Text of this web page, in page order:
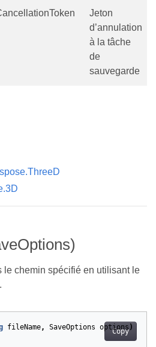
Jeton
d’annulation
à la tâche
de
sauvegarde
le chemin spécifié en utilisant le
Copy
fileName, SaveOptions options )